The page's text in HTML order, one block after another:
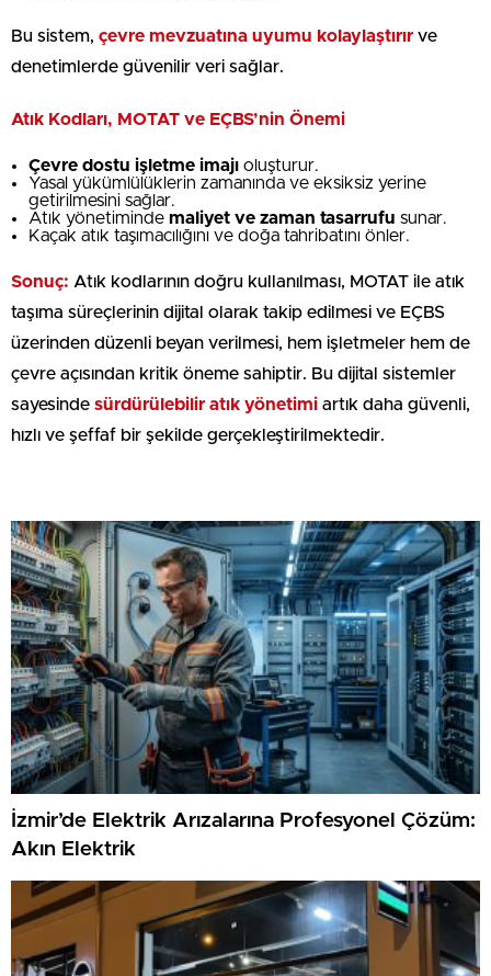
Bu sistem, çevre mevzuatına uyumu kolaylaştırır ve
denetimlerde güvenilir veri sağlar.
Atık Kodları, MOTAT ve EÇBS’nin Önemi
Çevre dostu işletme imajı oluşturur.
Yasal yükümlülüklerin zamanında ve eksiksiz yerine
getirilmesini sağlar.
Atık yönetiminde maliyet ve zaman tasarrufu sunar.
Kaçak atık taşımacılığını ve doğa tahribatını önler.
Sonuç: Atık kodlarının doğru kullanılması, MOTAT ile atık
taşıma süreçlerinin dijital olarak takip edilmesi ve EÇBS
üzerinden düzenli beyan verilmesi, hem işletmeler hem de
çevre açısından kritik öneme sahiptir. Bu dijital sistemler
sayesinde sürdürülebilir atık yönetimi artık daha güvenli,
hızlı ve şeffaf bir şekilde gerçekleştirilmektedir.
İzmir’de Elektrik Arızalarına Profesyonel Çözüm:
Akın Elektrik